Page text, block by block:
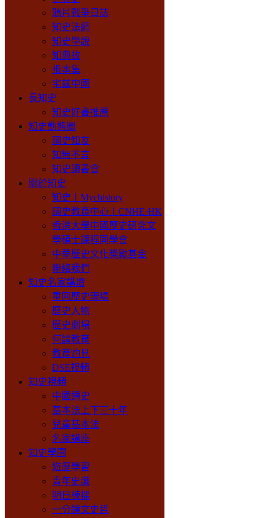
鴉片戰爭日誌
知史法網
知史學說
知典故
根本集
宅兹中國
長知史
知史好書推薦
知史動態圈
國史知友
知無不言
知史讀書會
關於知史
知史丨Mychistory
國史教育中心丨CNHE·HK
香港大學中國歷史研究文
學碩士課程同學會
中華歷史文化獎勵基金
聯絡我們
知史名家講壇
重回歷史現場
歷史人物
歷史劇場
何謂教育
教育灼見
DSE視頻
知史視頻
中國通史
基本法上下三十年
兒童基本法
名家講座
知史學園
遊歷學習
青年史識
明日棟樑
一分鐘文史哲